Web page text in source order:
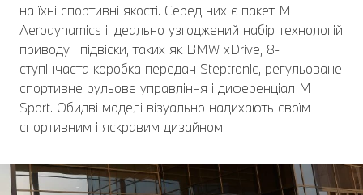
на їхні спортивні якості. Серед них є пакет M
Aerodynamics і ідеально узгоджений набір технологій
приводу і підвіски, таких як BMW xDrive, 8-
ступінчаста коробка передач Steptronic, регульоване
спортивне рульове управління і диференціал M
Sport. Обидві моделі візуально надихають своїм
спортивним і яскравим дизайном.